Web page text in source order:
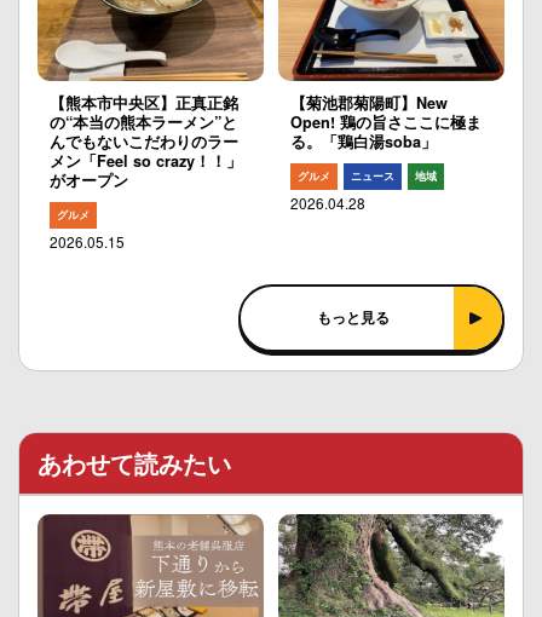
【熊本市中央区】正真正銘
の“本当の熊本ラーメン”と
んでもないこだわりのラー
メン「Feel so crazy！！」
がオープン
グルメ
2026.05.15
【菊池郡菊陽町】New
Open! 鶏の旨さここに極ま
る。「鶏白湯soba」
グルメ ニュース 地域
2026.04.28
もっと見る
あわせて読みたい